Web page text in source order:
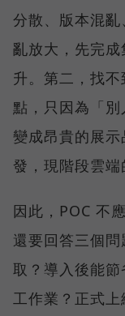
分散、版本混
亂放大，先完
升。第二，找
點，只因為「
變成昂貴的展
發，現階段雲端
因此，POC 不
還要回答三個
取？導入後能
工作業？正式